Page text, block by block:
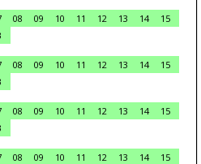
08 09 10 11 12 13 14
15
08 09 10 11 12 13 14
15
08 09 10 11 12 13 14
15
08 09 10 11 12 13 14
15